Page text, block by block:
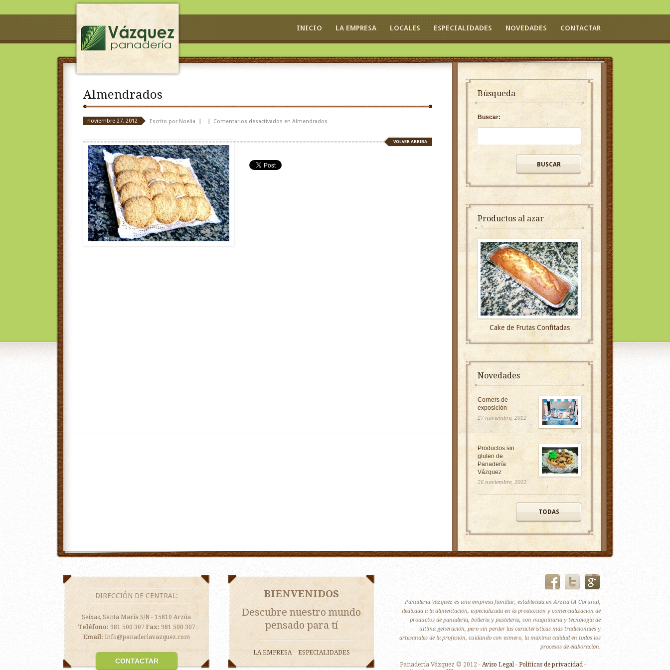
INICIO LA EMPRESA LOCALES ESPECIALIDADES NOVEDADES CONTACTAR
Almendrados
noviembre 27, 2012 Escrito por Noelia Comentarios desactivados en Almendrados
VOLVER ARRIBA
Búsqueda
Buscar:
Productos al azar
Cake de Frutas Confitadas
Novedades
Corners de
exposición
27 noviembre, 2012
Productos sin
gluten de
Panadería
Vázquez
26 noviembre, 2012
TODAS
DIRECCIÓN DE CENTRAL:
Seixas, Santa María S/N - 15810 Arzúa
Teléfono: 981 500 307 Fax: 981 500 307
Email: info@panaderiavazquez.com
CONTACTAR
BIENVENIDOS
Descubre nuestro mundo
pensado para tí
LA EMPRESA ESPECIALIDADES
Panadería Vázquez es una empresa familiar, establecida en Arzúa (A Coruña),
dedicada a la alimentación, especializada en la producción y comercialización de
productos de panadería, bollería y pastelería, con maquinaria y tecnología de
última generación, pero sin perder las características más tradicionales y
artesanales de la profesión, cuidando con esmero, la máxima calidad en todos los
procesos de elaboración.
Panadería Vázquez © 2012 - Aviso Legal - Políticas de privacidad -